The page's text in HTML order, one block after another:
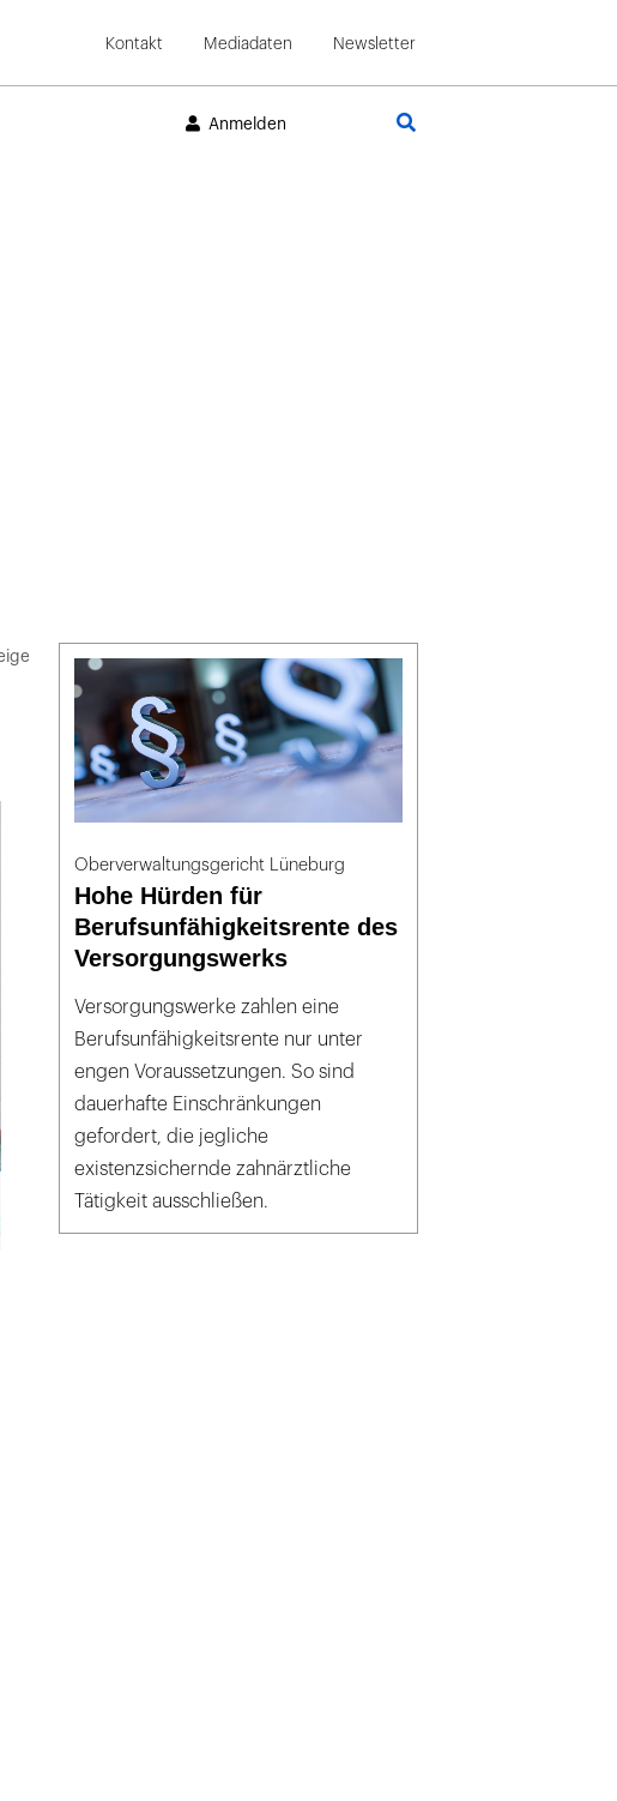
Kontakt Mediadaten Newsletter
Anmelden
Oberverwaltungsgericht Lüneburg
Hohe Hürden für
Berufsunfähigkeitsrente des
Versorgungswerks
Versorgungswerke zahlen eine
Berufsunfähigkeitsrente nur unter
engen Voraussetzungen. So sind
dauerhafte Einschränkungen
gefordert, die jegliche
existenzsichernde zahnärztliche
Tätigkeit ausschließen.